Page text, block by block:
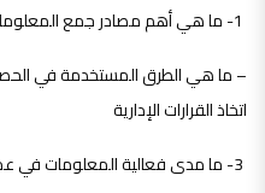
– ما هي الطرق المستخدمة في
اتخاذ القرارات الإدارية